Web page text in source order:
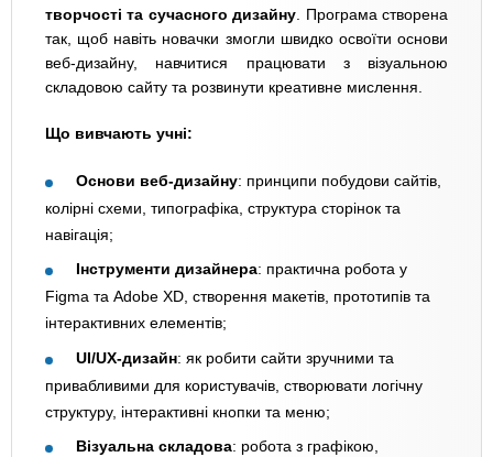
творчості та сучасного дизайну . Програма створена
так, щоб навіть новачки змогли швидко освоїти основи
веб-дизайну, навчитися працювати з візуальною
складовою сайту та розвинути креативне мислення.
Що вивчають учні:
Основи веб-дизайну: принципи побудови сайтів,
колірні схеми, типографіка, структура сторінок та
навігація;
Інструменти дизайнера: практична робота у
Figma та Adobe XD, створення макетів, прототипів та
інтерактивних елементів;
UI/UX-дизайн: як робити сайти зручними та
привабливими для користувачів, створювати логічну
структуру, інтерактивні кнопки та меню;
Візуальна складова: робота з графікою,